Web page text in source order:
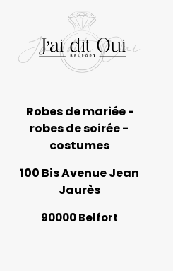
Robes de mariée -
robes de soirée -
costumes
100 Bis Avenue Jean
Jaurès
90000 Belfort